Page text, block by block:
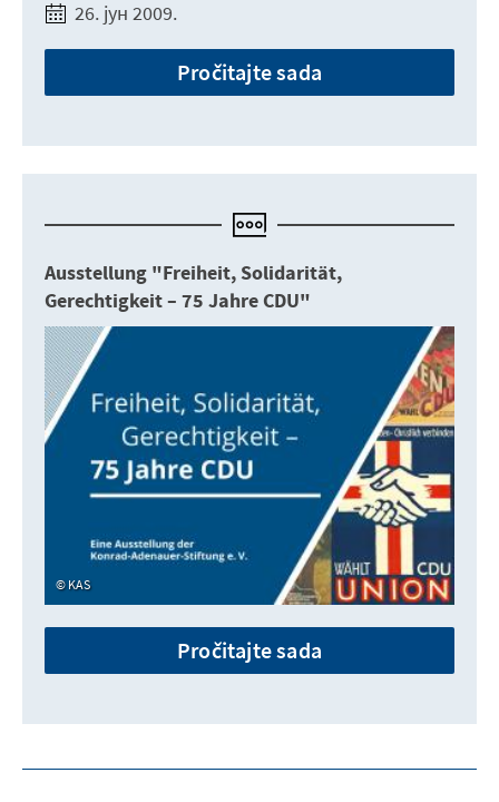
26. јун 2009.
Pročitajte sada
Ausstellung "Freiheit, Solidarität,
Gerechtigkeit – 75 Jahre CDU"
KAS
Pročitajte sada